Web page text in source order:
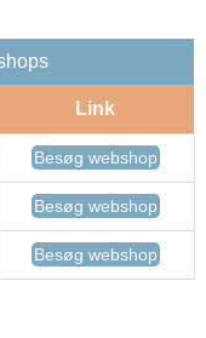
Link
Besøg webshop
Besøg webshop
Besøg webshop